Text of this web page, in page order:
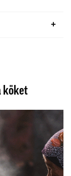
köket